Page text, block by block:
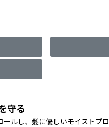
守る
ルし、髪に優しいモイストプ